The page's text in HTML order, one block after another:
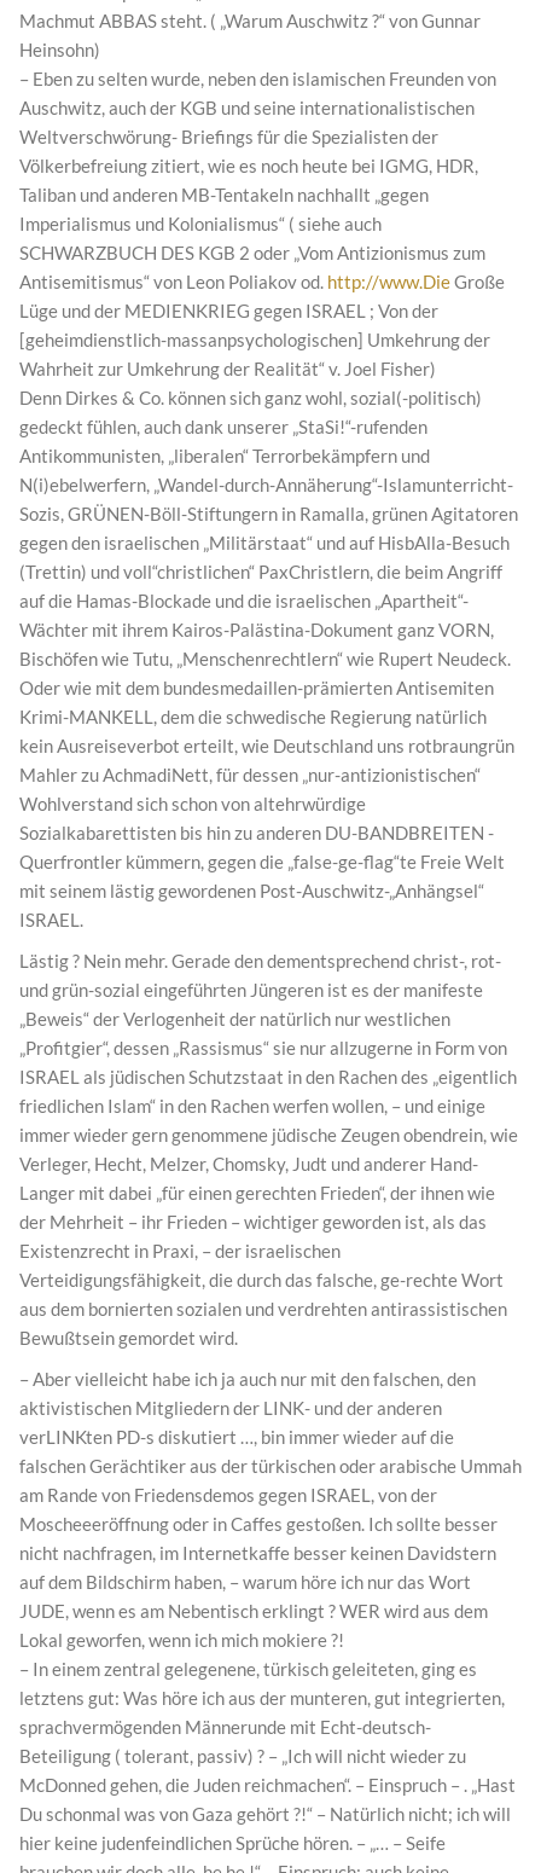
Machmut ABBAS steht. ( „Warum Auschwitz ?“ von Gunnar
Heinsohn)
– Eben zu selten wurde, neben den islamischen Freunden von
Auschwitz, auch der KGB und seine internationalistischen
Weltverschwörung- Briefings für die Spezialisten der
Völkerbefreiung zitiert, wie es noch heute bei IGMG, HDR,
Taliban und anderen MB-Tentakeln nachhallt „gegen
Imperialismus und Kolonialismus“ ( siehe auch
SCHWARZBUCH DES KGB 2 oder „Vom Antizionismus zum
Antisemitismus“ von Leon Poliakov od. http://www.DieGroße
Lüge und der MEDIENKRIEG gegen ISRAEL ; Von der
[geheimdienstlich-massanpsychologischen] Umkehrung der
Wahrheit zur Umkehrung der Realität“ v. Joel Fisher)
Denn Dirkes & Co. können sich ganz wohl, sozial(-politisch)
gedeckt fühlen, auch dank unserer „StaSi!“-rufenden
Antikommunisten, „liberalen“ Terrorbekämpfern und
N(i)ebelwerfern, „Wandel-durch-Annäherung“-Islamunterricht-
Sozis, GRÜNEN-Böll-Stiftungern in Ramalla, grünen Agitatoren
gegen den israelischen „Militärstaat“ und auf HisbAlla-Besuch
(Trettin) und voll“christlichen“ PaxChristlern, die beim Angriff
auf die Hamas-Blockade und die israelischen „Apartheit“-
Wächter mit ihrem Kairos-Palästina-Dokument ganz VORN,
Bischöfen wie Tutu, „Menschenrechtlern“ wie Rupert Neudeck.
Oder wie mit dem bundesmedaillen-prämierten Antisemiten
Krimi-MANKELL, dem die schwedische Regierung natürlich
kein Ausreiseverbot erteilt, wie Deutschland uns rotbraungrün
Mahler zu AchmadiNett, für dessen „nur-antizionistischen“
Wohlverstand sich schon von altehrwürdige
Sozialkabarettisten bis hin zu anderen DU-BANDBREITEN -
Querfrontler kümmern, gegen die „false-ge-flag“te Freie Welt
mit seinem lästig gewordenen Post-Auschwitz-„Anhängsel“
ISRAEL.
Lästig ? Nein mehr. Gerade den dementsprechend christ-, rot-
und grün-sozial eingeführten Jüngeren ist es der manifeste
„Beweis“ der Verlogenheit der natürlich nur westlichen
„Profitgier“, dessen „Rassismus“ sie nur allzugerne in Form von
ISRAEL als jüdischen Schutzstaat in den Rachen des „eigentlich
friedlichen Islam“ in den Rachen werfen wollen, – und einige
immer wieder gern genommene jüdische Zeugen obendrein, wie
Verleger, Hecht, Melzer, Chomsky, Judt und anderer Hand-
Langer mit dabei „für einen gerechten Frieden“, der ihnen wie
der Mehrheit – ihr Frieden – wichtiger geworden ist, als das
Existenzrecht in Praxi, – der israelischen
Verteidigungsfähigkeit, die durch das falsche, ge-rechte Wort
aus dem bornierten sozialen und verdrehten antirassistischen
Bewußtsein gemordet wird.
– Aber vielleicht habe ich ja auch nur mit den falschen, den
aktivistischen Mitgliedern der LINK- und der anderen
verLINKten PD-s diskutiert …, bin immer wieder auf die
falschen Gerächtiker aus der türkischen oder arabische Ummah
am Rande von Friedensdemos gegen ISRAEL, von der
Moscheeeröffnung oder in Caffes gestoßen. Ich sollte besser
nicht nachfragen, im Internetkaffe besser keinen Davidstern
auf dem Bildschirm haben, – warum höre ich nur das Wort
JUDE, wenn es am Nebentisch erklingt ? WER wird aus dem
Lokal geworfen, wenn ich mich mokiere ?!
– In einem zentral gelegenene, türkisch geleiteten, ging es
letztens gut: Was höre ich aus der munteren, gut integrierten,
sprachvermögenden Männerunde mit Echt-deutsch-
Beteiligung ( tolerant, passiv) ? – „Ich will nicht wieder zu
McDonned gehen, die Juden reichmachen“. – Einspruch – . „Hast
Du schonmal was von Gaza gehört ?!“ – Natürlich nicht; ich will
hier keine judenfeindlichen Sprüche hören. – „… – Seife